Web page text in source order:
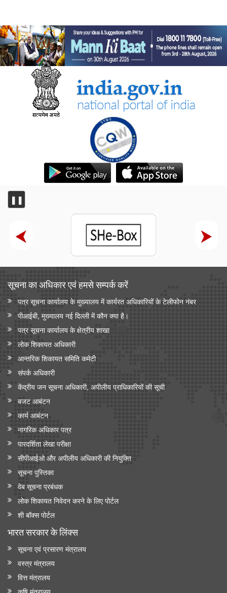
❚❚
सूचना का अधिकार एवं हमसे सम्‍पर्क करें
पत्र सूचना कार्यालय के मुख्यालय में कार्यरत अधिकारियों के टेलीफोन नंबर
पीआईबी, मुख्यालय नई दिल्ली में कौन क्या है।
पत्र सूचना कार्यालय के क्षेत्रीय शाखा
लोक शिकायत अधिकारी
आन्‍तरिक शिकायत समिति कमेटी
संपर्क अधिकारी
केंद्रीय जन सूचना अधिकारी, अपीलीय प्राधिकारियों की सूची
बजट आबंटन
कार्य आबंटन
नागरिक अधिकार पत्र
पारदर्शिता लेखा परीक्षा
सीपीआईओ और अपी‍लीय अधिकारी की नियुक्ति
सूचना पुस्तिका
वेब सूचना प्रबंधक
लोक शिकायत निवेदन करने के लिए पोर्टल
शी बॉक्स पोर्टल
भारत सरकार के लिंक्‍स
सूचना एवं प्रसारण मंत्रालय
वस्त्र मंत्रालय
वित्त मंत्रालय